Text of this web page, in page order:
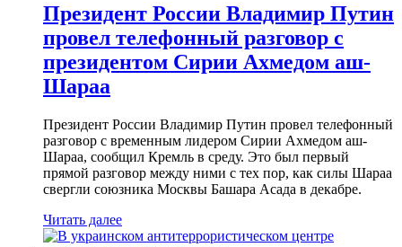
Президент России Владимир Путин
провел телефонный разговор с
президентом Сирии Ахмедом аш-
Шараа
Президент России Владимир Путин провел телефонный
разговор с временным лидером Сирии Ахмедом аш-
Шараа, сообщил Кремль в среду. Это был первый
прямой разговор между ними с тех пор, как силы Шараа
свергли союзника Москвы Башара Асада в декабре.
Читать далее